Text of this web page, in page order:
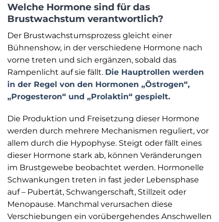
Welche Hormone sind für das
Brustwachstum verantwortlich?
Der Brustwachstumsprozess gleicht einer
Bühnenshow, in der verschiedene Hormone nach
vorne treten und sich ergänzen, sobald das
Rampenlicht auf sie fällt. Die Hauptrollen werden
in der Regel von den Hormonen „Östrogen“,
„Progesteron“ und „Prolaktin“ gespielt.
Die Produktion und Freisetzung dieser Hormone
werden durch mehrere Mechanismen reguliert, vor
allem durch die Hypophyse. Steigt oder fällt eines
dieser Hormone stark ab, können Veränderungen
im Brustgewebe beobachtet werden. Hormonelle
Schwankungen treten in fast jeder Lebensphase
auf – Pubertät, Schwangerschaft, Stillzeit oder
Menopause. Manchmal verursachen diese
Verschiebungen ein vorübergehendes Anschwellen